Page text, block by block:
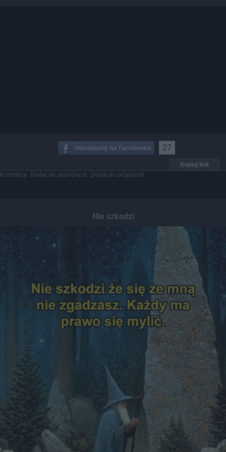
27
Kopiuj link
Komentuj Dodaj do ulubionych Dodaj do przyjaciół
Nie szkodzi